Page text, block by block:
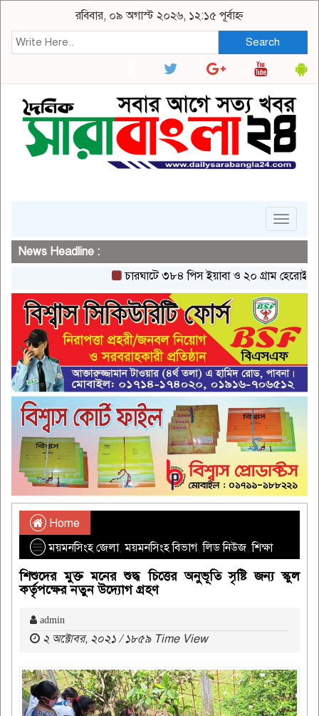
রবিবার, ০৯ অগাস্ট ২০২৬, ১২:১৫ পূর্বাহ্ন
Search
Toggle
News Headline :
চারঘাটে ৩৮৪ পিস ইয়াবা ও ২০ গ্রাম হেরোইনসহ
Home
ময়মনসিংহ জেলা,ময়মনসিংহ বিভাগ,লিড নিউজ,শিক্ষা
শিশুদের মুক্ত মনের শুদ্ধ চিত্তের অনুভূতি সৃষ্টি জন্য স্কুল
কর্তৃপক্ষের নতুন উদ্যোগ গ্রহণ
admin
২ অক্টোবর, ২০২১ / ১৮৫৯ Time View